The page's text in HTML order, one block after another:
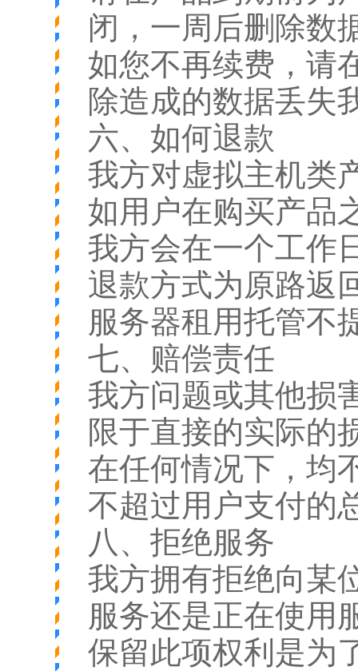
闭，一周后删除数
如您不再续费，请
除造成的数据丢失
六、如何退款
我方对虚拟主机类
如用户在购买产品
我方会在一个工作
退款方式为原路返
服务器租用托管不
七、赔偿责任
我方问题或其他损
限于直接的实际的
在任何情况下，均
不超过用户支付的
八、拒绝服务
我方拥有拒绝向某
服务还是正在使用
保留此项权利是为